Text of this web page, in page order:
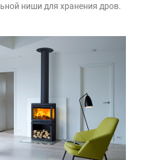
ниши для хранения дров.